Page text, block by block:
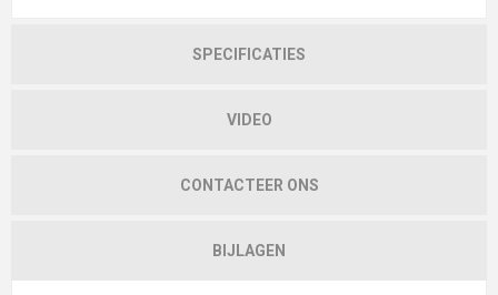
SPECIFICATIES
VIDEO
CONTACTEER ONS
BIJLAGEN